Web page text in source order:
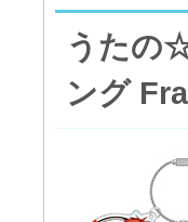
うたの
ング